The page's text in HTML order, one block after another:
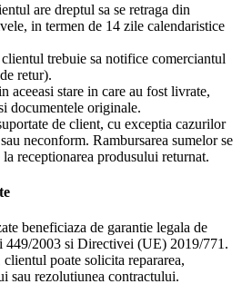
are dreptul sa se retraga din
in termen de 14 zile calendaristice
trebuie sa notifice comerciantul
retur).
aceeasi stare in care au fost livrate,
documentele originale.
de client, cu exceptia cazurilor
neconform. Rambursarea sumelor se
receptionarea produsului returnat.
beneficiaza de garantie legala de
2003 si Directivei (UE) 2019/771.
poate solicita repararea,
sau rezolutiunea contractului.